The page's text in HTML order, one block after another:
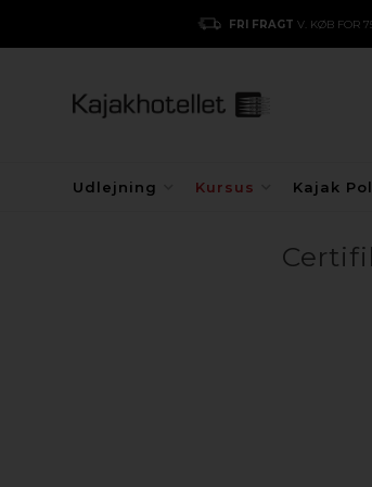
FRI FRAGT V. KØB FOR
Udlejning Kursus Kajak